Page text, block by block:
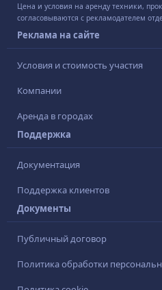
Цена и условия на аренду техники,
согласовываются с рекламодателем
Реклама на сайте
Условия и стоимость участия
Компании
Аренда в городах
Поддержка
Документация
Поддержка клиентов
Документы
Публичный договор
Политика обработки